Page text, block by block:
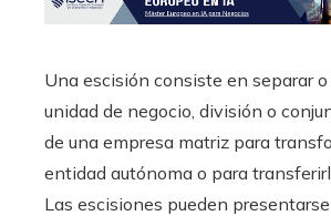
Una escisión consiste en separar
unidad de negocio, división o
de una empresa matriz para
entidad autónoma o para
Las escisiones pueden